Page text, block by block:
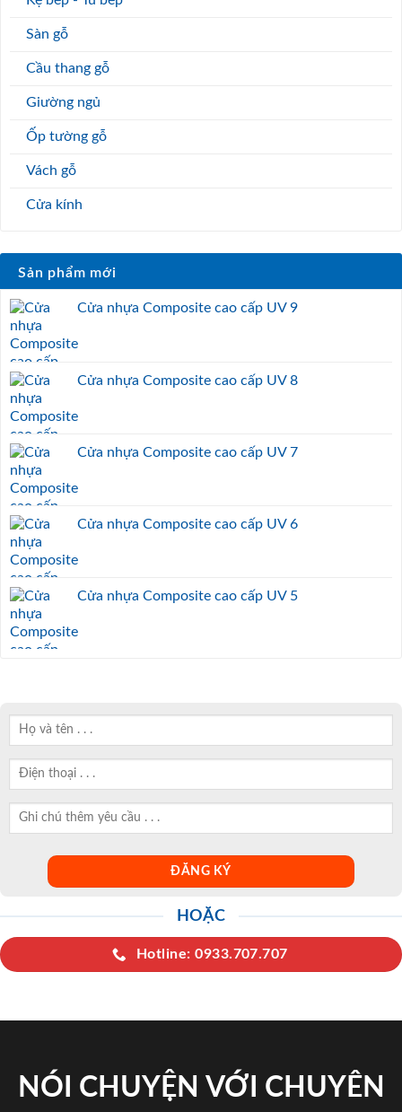
Sàn gỗ
Cầu thang gỗ
Giường ngủ
Ốp tường gỗ
Vách gỗ
Cửa kính
Sản phẩm mới
Cửa nhựa Composite cao cấp UV 9
Cửa nhựa Composite cao cấp UV 8
Cửa nhựa Composite cao cấp UV 7
Cửa nhựa Composite cao cấp UV 6
Cửa nhựa Composite cao cấp UV 5
HOẶC
Hotline: 0933.707.707
NÓI CHUYỆN VỚI CHUYÊN